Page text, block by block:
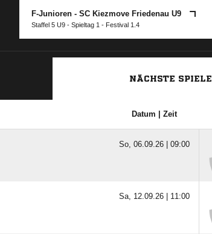
F-Junioren - SC Kiezmove Friedenau U9
Staffel 5 U9 - Spieltag 1 - Festival 1.4
NÄCHSTE SPIELE
Datum | Zeit
So, 06.09.26 | 09:00
Sa, 12.09.26 | 11:00